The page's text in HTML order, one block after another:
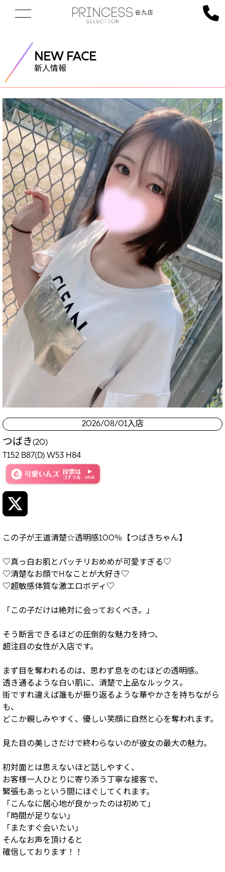
NEW FACE
新人情報
2026/08/01入店
つばき(20)
T152 B87(D) W53 H84
この子が王道清楚☆透明感100％【つばきちゃん】
♡真っ白お肌とパッチリおめめが可愛すぎる♡
♡清楚なお顔でHなことが大好き♡
♡超敏感体質な激エロボディ♡
「この子だけは絶対に会っておくべき。」
そう断言できるほどの圧倒的な魅力を持つ、
超注目の女性が入店です。
まず目を奪われるのは、思わず息をのむほどの透明感。
透き通るような白い肌に、清楚で上品なルックス。
街ですれ違えば誰もが振り返るような華やかさを持ちながら
も、
どこか親しみやすく、優しい笑顔に自然と心を奪われます。
見た目の美しさだけで終わらないのが彼女の最大の魅力。
初対面とは思えないほど話しやすく、
お客様一人ひとりに寄り添う丁寧な接客で、
緊張もあっという間にほぐしてくれます。
「こんなに居心地が良かったのは初めて」
「時間が足りない」
「またすぐ会いたい」
そんなお声を頂けると
確信しております！！